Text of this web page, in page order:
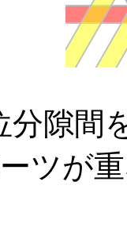
隙間
ツが